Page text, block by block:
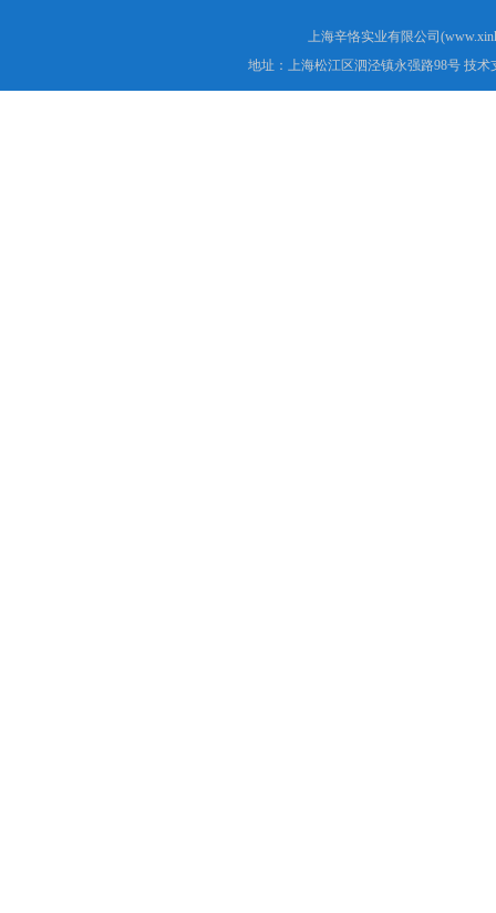
上海辛恪实业有限公司
地址：上海松江区泗泾镇永强路98号 技术